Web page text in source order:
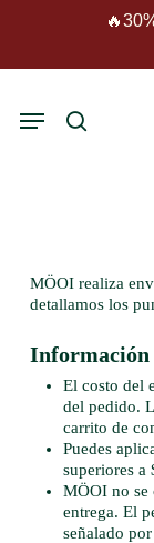
content
Menu
MÖOI realiza
detallamos los
Información
El costo del
del pedido.
carrito de
Puedes
superiores a
MÖOI no se
entrega. El
señalado